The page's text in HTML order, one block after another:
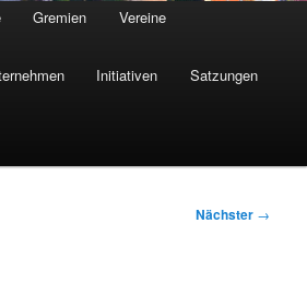
Gremien Vereine
Initiativen Satzungen
Nächster →